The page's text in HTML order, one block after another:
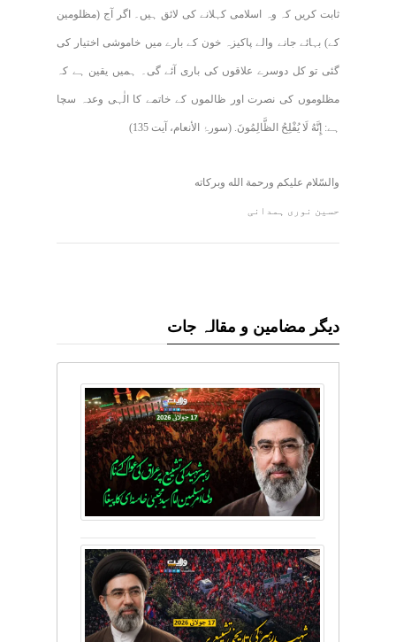
ثابت کریں کہ وہ اسلامی کہلانے کی لائق ہیں۔ اگر آج (مظلومین
کے) بہائے جانے والے پاکیزہ خون کے بارے میں خاموشی اختیار کی
گئی تو کل دوسرے علاقوں کی باری آئے گی۔ ہمیں یقین ہے کہ
مظلوموں کی نصرت اور ظالموں کے خاتمے کا الٰہی وعدہ سچا
ہے: إِنَّهُ لَا يُفْلِحُ الظَّالِمُونَ. (سورۂ الأنعام، آیت 135)
والسّلام علیکم ورحمة الله وبرکاته
حسین نوری ہمدانی
دیگر مضامین و مقالہ جات